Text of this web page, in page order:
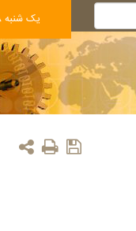
يک شنبه 18 مرداد 1405